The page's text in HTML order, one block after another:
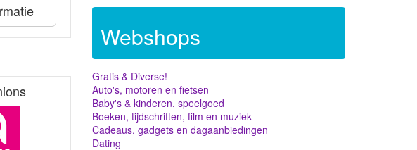
Webshops
Gratis & Diverse!
Auto's, motoren en fietsen
Baby's & kinderen, speelgoed
Boeken, tijdschriften, film en muziek
Cadeaus, gadgets en dagaanbiedingen
Dating